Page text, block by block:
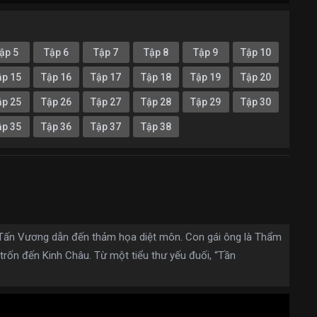
5 Tập 6 Tập 7 Tập 8 Tập 9 Tập 10
15 Tập 16 Tập 17 Tập 18 Tập 19 Tập 20
25 Tập 26 Tập 27 Tập 28 Tập 29 Tập 30
35 Tập 36 Tập 37 Tập 38
Vương dẫn đến thảm họa diệt môn. Con gái ông là Thẩm
đến Kinh Châu. Từ một tiểu thư yếu đuối, “Tần